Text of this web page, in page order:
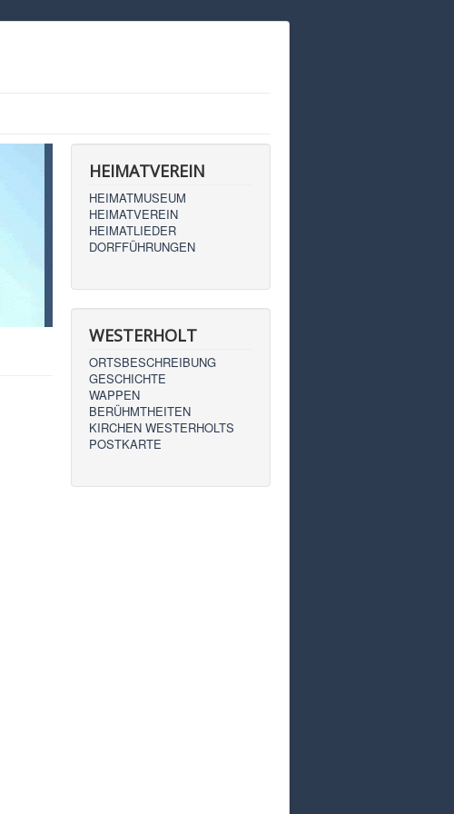
HEIMATVEREIN
HEIMATMUSEUM
HEIMATVEREIN
HEIMATLIEDER
DORFFÜHRUNGEN
WESTERHOLT
ORTSBESCHREIBUNG
GESCHICHTE
WAPPEN
BERÜHMTHEITEN
KIRCHEN WESTERHOLTS
POSTKARTE